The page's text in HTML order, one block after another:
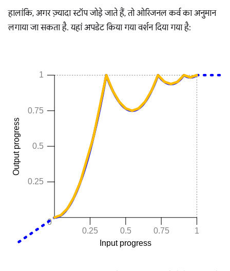
हालांकि, अगर ज़्यादा स्टॉप जोड़े जाते हैं, तो ओरिजनल कर्व का अनुमान
लगाया जा सकता है. यहां अपडेट किया गया वर्शन दिया गया है: